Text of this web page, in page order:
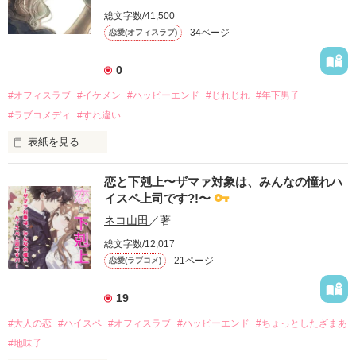
作品を読む
総文字数/41,500
恋愛(オフィスラブ) 34ページ
0
#オフィスラブ #イケメン #ハッピーエンド #じれじれ #年下男子
#ラブコメディ
#すれ違い
表紙を見る
６歳年下の男の子でした
◇◇◇
小西佐知子32歳。社内人事のとばっちりを受けて、入社以来在
くれたのは隣の席の6歳年下の26歳、田中君。
恋と下剋上〜ザマァ対象は、みんなの憧れハ
イスペ上司です?!〜
ネコ山田 ／著
総文字数/12,017
恋愛(ラブコメ) 21ページ
19
#大人の恋 #ハイスペ #オフィスラブ #ハッピーエンド
#ちょっとしたざまあ
#地味子